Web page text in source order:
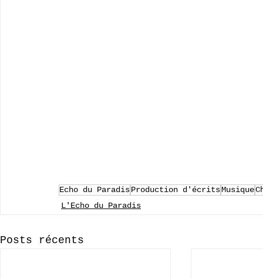
Echo du ParadisProduction d'écritsMusique
L'Echo du Paradis
Posts récents